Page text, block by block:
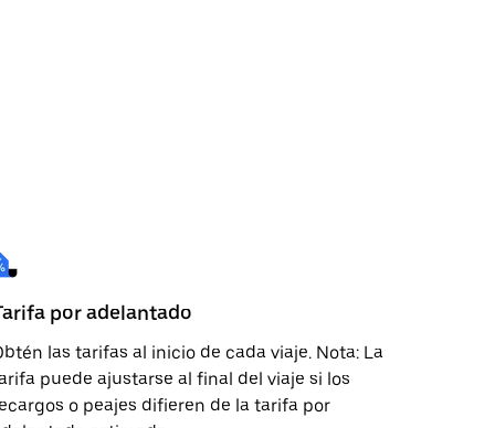
por adelantado
las tarifas al inicio de cada viaje. Nota: La
puede ajustarse al final del viaje si los
o peajes difieren de la tarifa por